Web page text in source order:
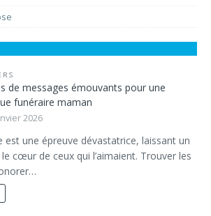
de messages émouvants pour une
funéraire maman
2026
est une épreuve dévastatrice, laissant un
cœur de ceux qui l’aimaient. Trouver les